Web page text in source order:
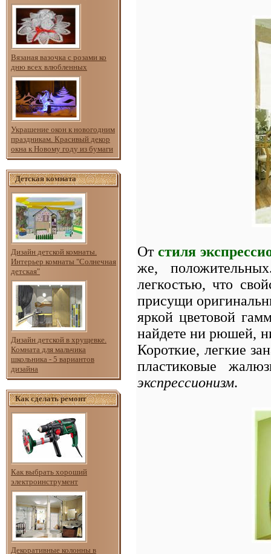
Вязаная вазочка с розами ко
дню всех влюбленных
Украшение окон к новогодним
праздникам. Красивый декор
окна к Новому году из бумаги
Детская комната
Дизайн детской комнаты.
Интерьер комнаты "Солнечная
детская"
Дизайн детской в хрущевке.
Комната для мальчика
школьника - 5 вариантов
дизайна
Как сделать ремонт
Как выбрать хороший
электроинструмент
Декоративные колонны в
Отстиля
же,
легкостью, что
присущи
яркой цветовой
найдете ни рюшей,
Короткие, легкие
пластиковые
экспрессионизм.